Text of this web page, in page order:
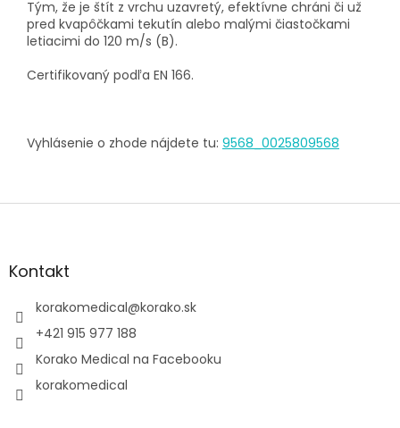
Tým, že je štít z vrchu uzavretý, efektívne chráni či už
pred kvapôčkami tekutín alebo malými čiastočkami
letiacimi do 120 m/s (B).
Certifikovaný podľa EN 166.
Vyhlásenie o zhode nájdete tu: 9568_0025809568
Z
äKontakt
korakomedical@korako.sk
+421 915 977 188
Korako Medical na Facebooku
korakomedical